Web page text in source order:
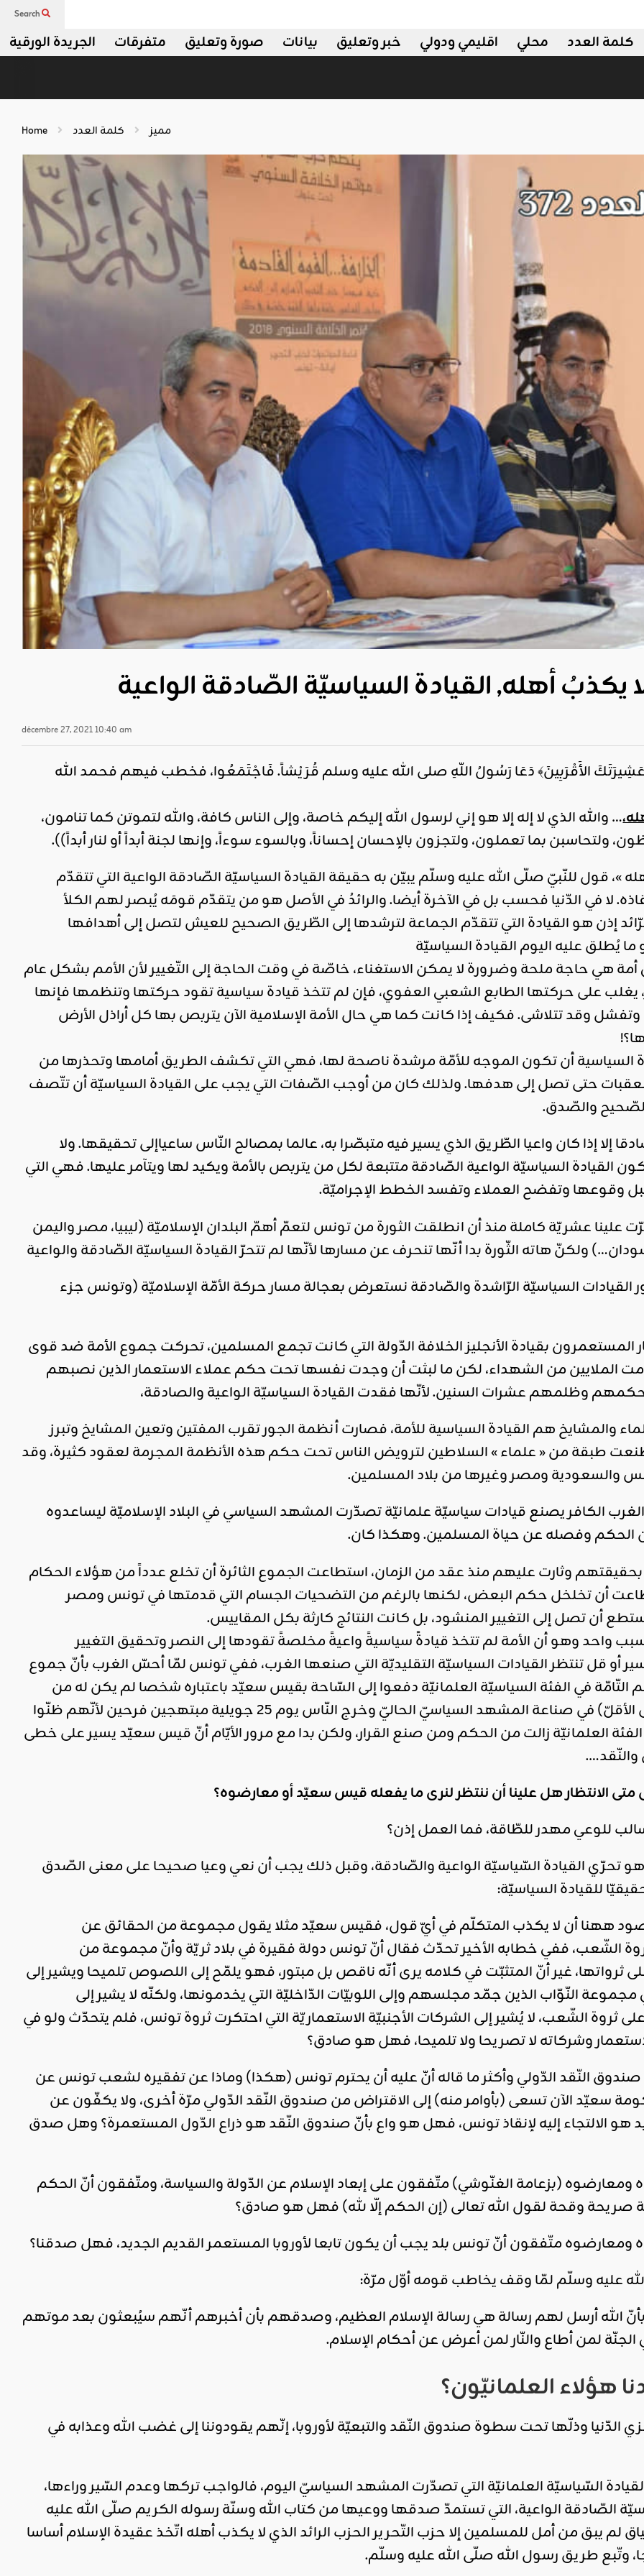
Search
الجريدة الورقية متفرقات صورة وتعليق بيانات خبر وتعليق اقليمي ودولي محلي كلمة العدد
Home مميز كلمة العدد
لا يكذبُ أهله, القيادة السياسيّة الصّادقة الواعية
décembre 27, 2021 10:40 am
عَشِيرَتَكَ الأَقْرَبِينَ﴾ دَعَا رَسُولُ اللّهِ صلى الله عليه وسلم قُرَيْشاً. فَاجْتَمَعُوا، فخطب فيهم فحمد الله
… والله الذي لا إله إلا هو إني لرسول الله إليكم خاصة، وإلى الناس كافة، والله لتموتن كما تنامون،
ولتحاسبن بما تعملون، ولتجزون بالإحسان إحساناً، وبالسوء سوءاً، وإنها لجنة أبداً أو لنار أبداً)).
»، قول للنّبيّ صلّى الله عليه وسلّم يبيّن به حقيقة القيادة السياسيّة الصّادقة الواعية التي تتقدّم
لا في الدّنيا فحسب بل في الآخرة أيضا. والرائدُ في الأصل هو من يتقدّم قومَه يُبصر لهم الكلأ
إذن هو القيادة التي تتقدّم الجماعة لترشدها إلى الطّريق الصحيح للعيش لتصل إلى أهدافها
يُطلق عليه اليوم القيادة السياسيّة
أمة هي حاجة ملحة وضرورة لا يمكن الاستغناء، خاصّة في وقت الحاجة إلى التّغيير لأن الأمم بشكل عام
يغلب على حركتها الطابع الشعبي العفوي، فإن لم تتخذ قيادة سياسية تقود حركتها وتنظمها فإنها
وقد تتلاشى. فكيف إذا كانت كما هي حال الأمة الإسلامية الآن يتربص بها كل أراذل الأرض
السياسية أن تكون الموجه للأمّة مرشدة ناصحة لها، فهي التي تكشف الطريق أمامها وتحذرها من
العقبات حتى تصل إلى هدفها. ولذلك كان من أوجب الصّفات التي يجب على القيادة السياسيّة أن تتّصف
والصّدق.
إلا إذا كان واعيا الطّريق الذي يسير فيه متبصّرا به، عالما بمصالح النّاس ساعياإلى تحقيقها. ولا
القيادة السياسيّة الواعية الصّادقة متتبعة لكل من يتربص بالأمة ويكيد لها ويتآمر عليها. فهي التي
وقوعها وتفضح العملاء وتفسد الخطط الإجراميّة.
عشريّة كاملة منذ أن انطلقت الثورة من تونس لتعمّ أهمّ البلدان الإسلاميّة (ليبيا، مصر واليمن
ولكنّ هاته الثّورة بدا أنّها تنحرف عن مسارها لأنّها لم تتحرّ القيادة السياسيّة الصّادقة والواعية
القيادات السياسيّة الرّاشدة والصّادقة نستعرض بعجالة مسار حركة الأمّة الإسلاميّة (وتونس جزء
المستعمرون بقيادة الأنجليز الخلافة الدّولة التي كانت تجمع المسلمين، تحركت جموع الأمة ضد قوى
الملايين من الشهداء، لكن ما لبثت أن وجدت نفسها تحت حكم عملاء الاستعمار الذين نصبهم
وظلمهم عشرات السنين. لأنّها فقدت القيادة السياسيّة الواعية والصادقة،
والمشايخ هم القيادة السياسية للأمة، فصارت أنظمة الجور تقرب المفتين وتعين المشايخ وتبرز
طبقة من « علماء » السلاطين لترويض الناس تحت حكم هذه الأنظمة المجرمة لعقود كثيرة، وقد
والسعودية ومصر وغيرها من بلاد المسلمين.
الغرب الكافر يصنع قيادات سياسيّة علمانيّة تصدّرت المشهد السياسي في البلاد الإسلاميّة ليساعدوه
الحكم وفصله عن حياة المسلمين. وهكذا كان.
وثارت عليهم منذ عقد من الزمان، استطاعت الجموع الثائرة أن تخلع عدداً من هؤلاء الحكام
أن تخلخل حكم البعض، لكنها بالرغم من التضحيات الجسام التي قدمتها في تونس ومصر
أن تصل إلى التغيير المنشود، بل كانت النتائج كارثة بكل المقاييس.
واحد وهو أن الأمة لم تتخذ قيادةً سياسيةً واعيةً مخلصةً تقودها إلى النصر وتحقيق التغيير
أو قل تنتظر القيادات السياسيّة التقليديّة التي صنعها الغرب، ففي تونس لمّا أحسّ الغرب بأنّ جموع
التّامّة في الفئة السياسيّة العلمانيّة دفعوا إلى السّاحة بقيس سعيّد باعتباره شخصا لم يكن له من
مشاركة (ظاهرة على الأقلّ) في صناعة المشهد السياسيّ الحاليّ وخرج النّاس يوم 25 جويلية مبتهجين فرحين لأنّهم ظنّوا
الفئة العلمانيّة زالت من الحكم ومن صنع القرار، ولكن بدا مع مرور الأيّام أنّ قيس سعيّد يسير على خطى
والنّقد….
الانتظار هل علينا أن ننتظر لنرى ما يفعله قيس سعيّد أو معارضوه؟
للوعي مهدر للطّاقة، فما العمل إذن؟
تحرّي القيادة السّياسيّة الواعية والصّادقة، وقبل ذلك يجب أن نعي وعيا صحيحا على معنى الصّدق
للقيادة السياسيّة:
ههنا أن لا يكذب المتكلّم في أيّ قول، فقيس سعيّد مثلا يقول مجموعة من الحقائق عن
الشّعب، ففي خطابه الأخير تحدّث فقال أنّ تونس دولة فقيرة في بلاد ثريّة وأنّ مجموعة من
غير أنّ المتثبّت في كلامه يرى أنّه ناقص بل مبتور، فهو يلمّح إلى اللصوص تلميحا ويشير إلى
النّوّاب الذين جمّد مجلسهم وإلى اللوبيّات الدّاخليّة التي يخدمونها، ولكنّه لا يشير إلى
ثروة الشّعب، لا يُشير إلى الشركات الأجنبيّة الاستعماريّة التي احتكرت ثروة تونس، فلم يتحدّث ولو في
وشركاته لا تصريحا ولا تلميحا، فهل هو صادق؟
النّقد الدّولي وأكثر ما قاله أنّ عليه أن يحترم تونس (هكذا) وماذا عن تفقيره لشعب تونس عن
سعيّد الآن تسعى (بأوامر منه) إلى الاقتراض من صندوق النّقد الدّولي مرّة أخرى، ولا يكفّون عن
هو الالتجاء إليه لإنقاذ تونس، فهل هو واع بأنّ صندوق النّقد هو ذراع الدّول المستعمرة؟ وهل صدق
(بزعامة الغنّوشي) متّفقون على إبعاد الإسلام عن الدّولة والسياسة، ومتّفقون أنّ الحكم
صريحة وقحة لقول الله تعالى (إن الحكم إلّا لله) فهل هو صادق؟
متّفقون أنّ تونس بلد يجب أن يكون تابعا لأوروبا المستعمر القديم الجديد، فهل صدقنا؟
عليه وسلّم لمّا وقف يخاطب قومه أوّل مرّة:
الله أرسل لهم رسالة هي رسالة الإسلام العظيم، وصدقهم بأن أخبرهم أنّهم سيُبعثون بعد موتهم
لمن أطاع والنّار لمن أعرض عن أحكام الإسلام.
هؤلاء العلمانيّون؟
الدّنيا وذلّها تحت سطوة صندوق النّقد والتبعيّة لأوروبا، إنّهم يقودوننا إلى غضب الله وعذابه في
السّياسيّة العلمانيّة التي تصدّرت المشهد السياسيّ اليوم، فالواجب تركها وعدم السّير وراءها،
الصّادقة الواعية، التي تستمدّ صدقها ووعيها من كتاب الله وسنّة رسوله الكريم صلّى الله عليه
لم يبق من أمل للمسلمين إلا حزب التّحرير الحزب الرائد الذي لا يكذب أهله اتّخذ عقيدة الإسلام أساسا
وتّبع طريق رسول الله صلّى الله عليه وسلّم.
اقليمي ودولي
صدور
العدد 601
من جريدة
التحرير
ahmed
- juillet 26,
2026
0
Read More